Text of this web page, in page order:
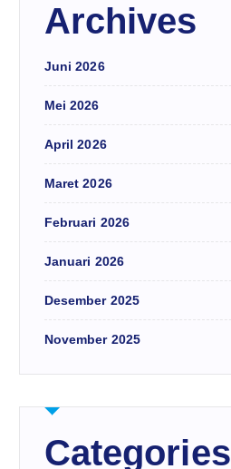
Archives
Juni 2026
Mei 2026
April 2026
Maret 2026
Februari 2026
Januari 2026
Desember 2025
November 2025
Categories